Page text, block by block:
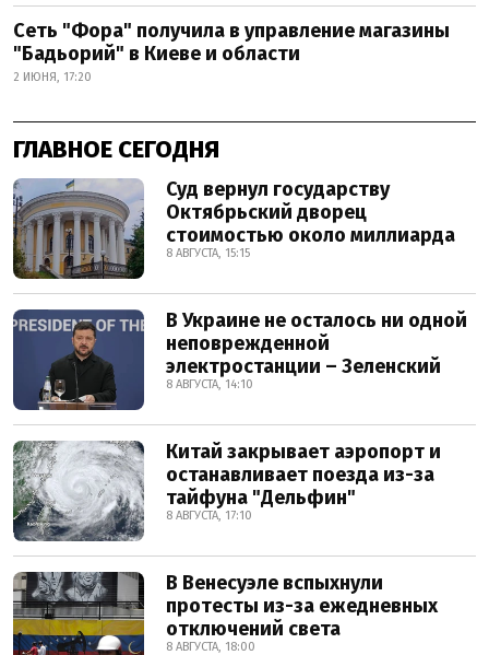
Сеть "Фора" получила в управление магазины
"Бадьорий" в Киеве и области
2 ИЮНЯ, 17:20
ГЛАВНОЕ СЕГОДНЯ
Суд вернул государству
Октябрьский дворец
стоимостью около миллиарда
8 АВГУСТА, 15:15
В Украине не осталось ни одной
неповрежденной
электростанции – Зеленский
8 АВГУСТА, 14:10
Китай закрывает аэропорт и
останавливает поезда из-за
тайфуна "Дельфин"
8 АВГУСТА, 17:10
В Венесуэле вспыхнули
протесты из-за ежедневных
отключений света
8 АВГУСТА, 18:00